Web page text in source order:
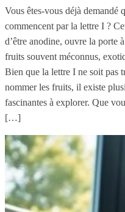
Vous êtes-vous déjà demandé
commencent par la lettre I ?
d’être anodine, ouvre la porte
fruits souvent méconnus,
Bien que la lettre I ne soit pas
nommer les fruits, il existe
fascinantes à explorer. Que
[…]